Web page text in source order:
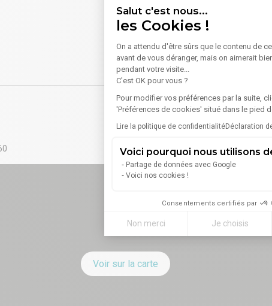
Salut c'est nous...
les Cookies !
On a attendu d'être sûrs que le contenu de
avant de vous déranger, mais on aimerait
pendant votre visite...
C'est OK pour vous ?
Pour modifier vos préférences par la suite,
'Préférences de cookies' situé dans le pied
Lire la politique de confidentialitéDéclaration
Voici pourquoi nous utilisons
Partage de données avec Google
Voici nos cookies !
Consentements certifiés par
Non merci Je choisis
Notre plateforme vous permet
Voir sur la carte